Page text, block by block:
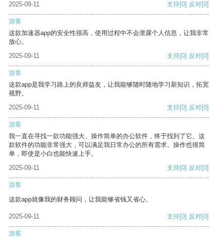
2025-09-11
支持[0] 反对[0]
游客
这款加速器app的安全性很高，使用过程中不会泄露个人信息，让我非常
放心。
2025-09-11
支持[0] 反对[0]
游客
这款app是我学习路上的良师益友，让我能够随时随地学习新知识，拓宽
视野。
2025-09-11
支持[0] 反对[0]
游客
我一直在寻找一款功能强大、操作简单的办公软件，终于找到了它。这
款软件的功能非常强大，可以满足我日常办公的所有需求。操作也很简
单，即使是小白也能快速上手。
2025-09-11
支持[0] 反对[0]
游客
这款app就像我的财务顾问，让我能够省钱又省心。
2025-09-11 支持[0] 反对[0]
游客